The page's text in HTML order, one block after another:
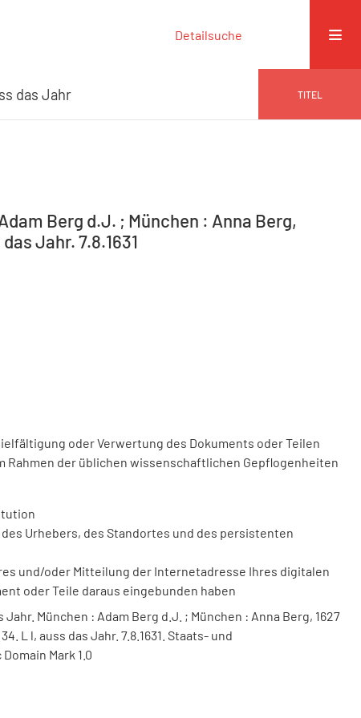
Detailsuche
das Jahr TITEL
Berg d.J. ; München : Anna Berg,
Jahr. 7.8.1631
oder Verwertung des Dokuments oder Teilen
Rahmen der üblichen wissenschaftlichen Gepflogenheiten
Urhebers, des Standortes und des persistenten
und/oder Mitteilung der Internetadresse Ihres digitalen
oder Teile daraus eingebunden haben
München : Adam Berg d.J. ; München : Anna Berg, 1627
L l, auss das Jahr. 7.8.1631. Staats- und
Mark 1.0